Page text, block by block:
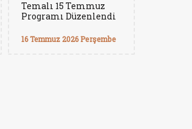
Temalı 15 Temmuz
Programı Düzenlendi
16 Temmuz 2026 Perşembe